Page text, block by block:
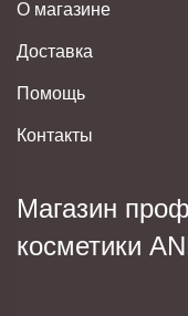
О магазине
Доставка
Помощь
Контакты
Магазин
косметики